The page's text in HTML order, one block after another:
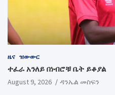
ዜና ዝውውር
ተፈራ አንለይ በነብሮቹ ቤት ይቆያል
August 9, 2026 ዳንኤል መስፍን